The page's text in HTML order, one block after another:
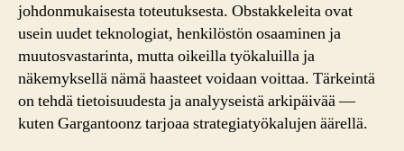
johdonmukaisesta toteutuksesta. Obstakkeleita ovat
usein uudet teknologiat, henkilöstön osaaminen ja
muutosvastarinta, mutta oikeilla työkaluilla ja
näkemyksellä nämä haasteet voidaan voittaa. Tärkeintä
on tehdä tietoisuudesta ja analyyseistä arkipäivää —
kuten Gargantoonz tarjoaa strategiatyökalujen äärellä.